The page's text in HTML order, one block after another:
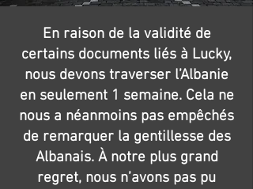
En raison de la validité de
certains documents liés à Lucky,
nous devons traverser l’Albanie
en seulement 1 semaine. Cela ne
nous a néanmoins pas empêchés
de remarquer la gentillesse des
Albanais. À notre plus grand
regret, nous n’avons pas pu